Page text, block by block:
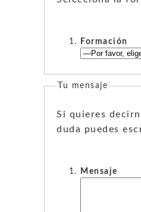
Formación
Tu mensaje
Si quieres
duda puedes
Mensaje